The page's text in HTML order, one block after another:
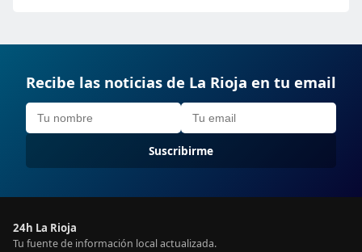
Recibe las noticias de La Rioja en tu email
Suscribirme
24h La Rioja
Tu fuente de información local actualizada.